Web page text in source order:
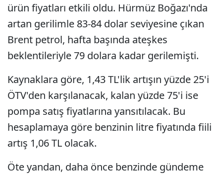
ürün fiyatları etkili oldu. Hürmüz Boğazı'nda
artan gerilimle 83-84 dolar seviyesine çıkan
Brent petrol, hafta başında ateşkes
beklentileriyle 79 dolara kadar gerilemişti.
Kaynaklara göre, 1,43 TL'lik artışın yüzde 25'i
ÖTV'den karşılanacak, kalan yüzde 75'i ise
pompa satış fiyatlarına yansıtılacak. Bu
hesaplamaya göre benzinin litre fiyatında fiili
artış 1,06 TL olacak.
Öte yandan, daha önce benzinde gündeme